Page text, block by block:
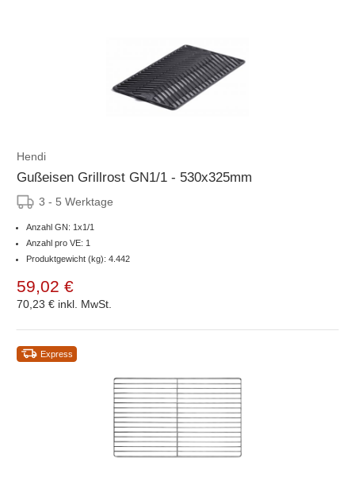
Hendi
Gußeisen Grillrost GN1/1 - 530x325mm
3 - 5 Werktage
Anzahl GN: 1x1/1
Anzahl pro VE: 1
Produktgewicht (kg): 4.442
59,02 €
70,23 € inkl. MwSt.
Express